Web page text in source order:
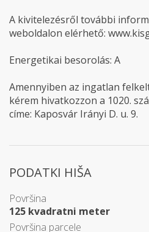
A kivitelezésről további
weboldalon elérhető:
Energetikai besorolás: A
Amennyiben az ingatlan
kérem hivatkozzon a 1020.
címe: Kaposvár Irányi D. u. 9.
PODATKI HIŠA
Površina
125 kvadratni meter
Površina parcele